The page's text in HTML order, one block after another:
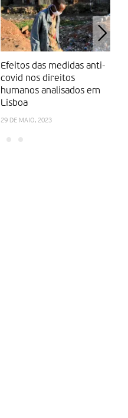
Efeitos das medidas anti-
covid nos direitos
humanos analisados em
Lisboa
29 DE MAIO, 2023